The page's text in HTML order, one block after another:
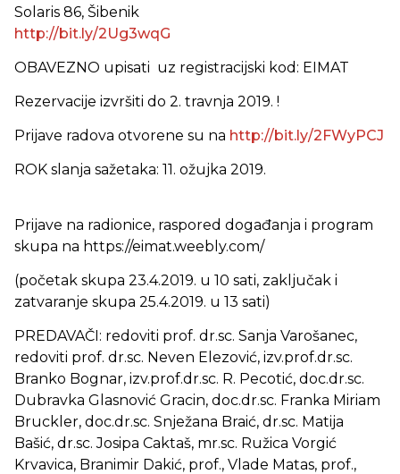
Solaris 86, Šibenik
http://bit.ly/2Ug3wqG
OBAVEZNO upisati uz registracijski kod: EIMAT
Rezervacije izvršiti do 2. travnja 2019. !
Prijave radova otvorene su na http://bit.ly/2FWyPCJ
ROK slanja sažetaka: 11. ožujka 2019.
Prijave na radionice, raspored događanja i program
skupa na https://eimat.weebly.com/
(početak skupa 23.4.2019. u 10 sati, zaključak i
zatvaranje skupa 25.4.2019. u 13 sati)
PREDAVAČI: redoviti prof. dr.sc. Sanja Varošanec,
redoviti prof. dr.sc. Neven Elezović, izv.prof.dr.sc.
Branko Bognar, izv.prof.dr.sc. R. Pecotić, doc.dr.sc.
Dubravka Glasnović Gracin, doc.dr.sc. Franka Miriam
Bruckler, doc.dr.sc. Snježana Braić, dr.sc. Matija
Bašić, dr.sc. Josipa Caktaš, mr.sc. Ružica Vorgić
Krvavica, Branimir Dakić, prof., Vlade Matas, prof.,